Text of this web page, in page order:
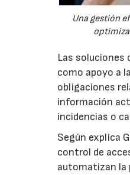
Una gestión
Las soluciones
como apoyo a
obligaciones
información
incidencias o
Según explica
control de
automatizan la